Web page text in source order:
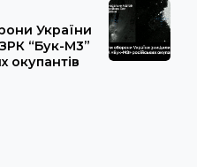
України
“Бук-М3”
окупантів